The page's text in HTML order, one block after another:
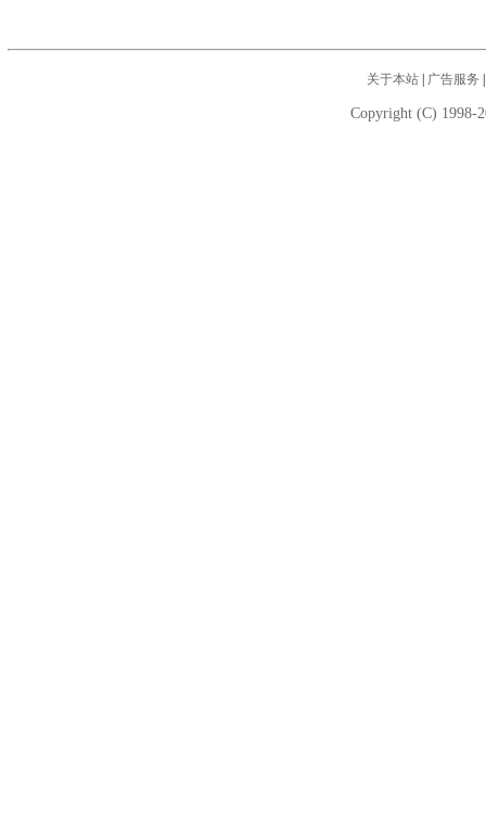
关于本站| 广告服务
Copyright (C) 1998-